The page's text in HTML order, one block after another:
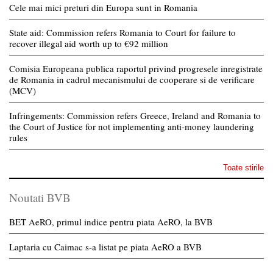
Cele mai mici preturi din Europa sunt in Romania
State aid: Commission refers Romania to Court for failure to
recover illegal aid worth up to €92 million
Comisia Europeana publica raportul privind progresele inregistrate
de Romania in cadrul mecanismului de cooperare si de verificare
(MCV)
Infringements: Commission refers Greece, Ireland and Romania to
the Court of Justice for not implementing anti-money laundering
rules
Toate stirile
Noutati BVB
BET AeRO, primul indice pentru piata AeRO, la BVB
Laptaria cu Caimac s-a listat pe piata AeRO a BVB